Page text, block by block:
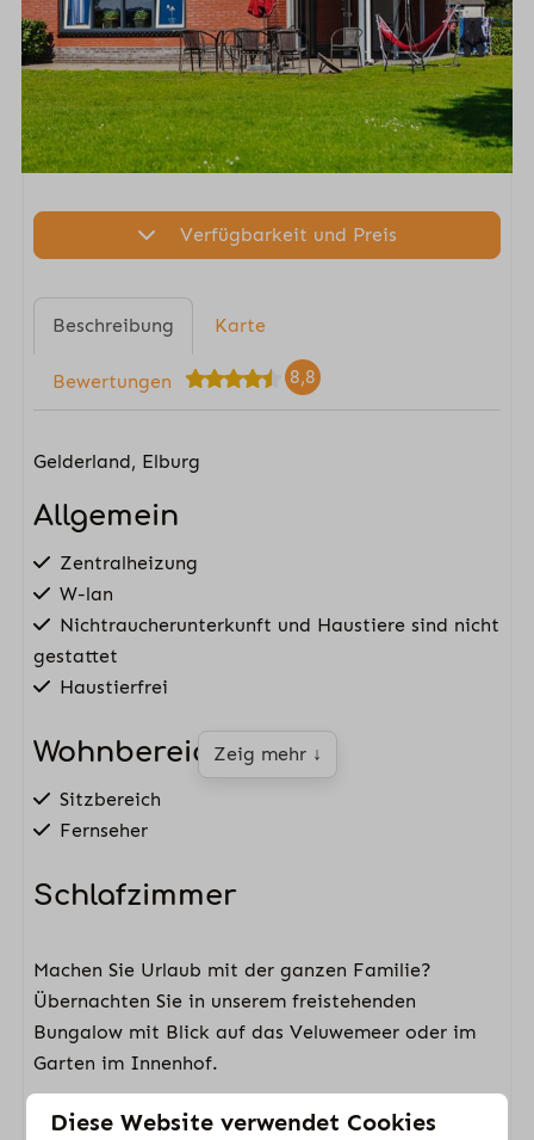
Verfügbarkeit und Preis
Beschreibung Karte
Bewertungen 8,8
Gelderland, Elburg
Allgemein
Zentralheizung
W-lan
Nichtraucherunterkunft und Haustiere sind nicht
gestattet
Haustierfrei
Wohnbereich
Sitzbereich
Fernseher
Schlafzimmer
1 Schlafzimmer mit 2 Einzelbetten
1 Schlafzimmer mit Doppelbett
Betten mit Bettdecken und Kissen ausgestattet,
Bettwäsche exklusive (verpflichtende Kosten)
Küche
Zeig mehr ↓
Machen Sie Urlaub mit der ganzen Familie?
Übernachten Sie in unserem freistehenden
Bungalow mit Blick auf das Veluwemeer oder im
Garten im Innenhof.
Übernachten Sie in unserem Bungalow mit luxuriös
Diese Website verwendet Cookies